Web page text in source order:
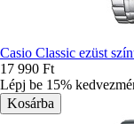
Casio Classic ezüst
17 990 Ft
Lépj be 15%